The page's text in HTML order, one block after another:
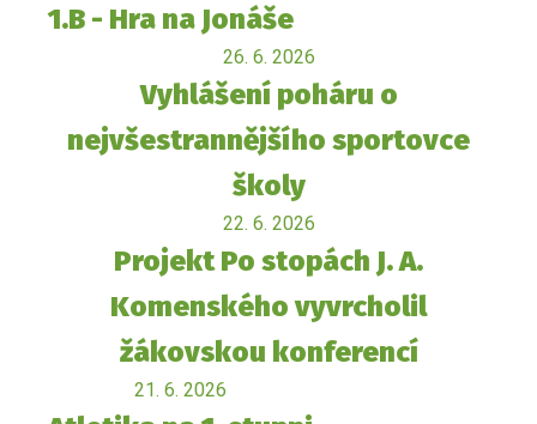
1.B - Hra na Jonáše
26. 6. 2026
Vyhlášení poháru o
nejvšestrannějšího sportovce
školy
22. 6. 2026
Projekt Po stopách J. A.
Komenského vyvrcholil
žákovskou konferencí
21. 6. 2026